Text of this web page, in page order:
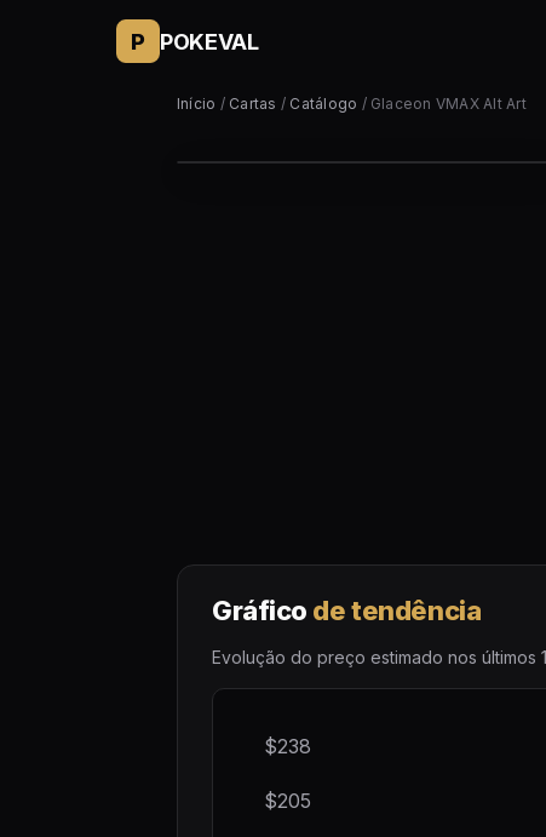
P POKEVAL
Início / Cartas / Catálogo / Glaceon VMAX Alt Art
Gráfico de tendência
Evolução do preço estimado nos últimos
$205
$238